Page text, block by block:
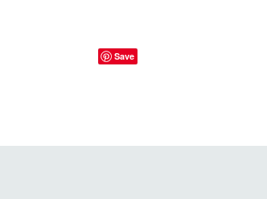
Save